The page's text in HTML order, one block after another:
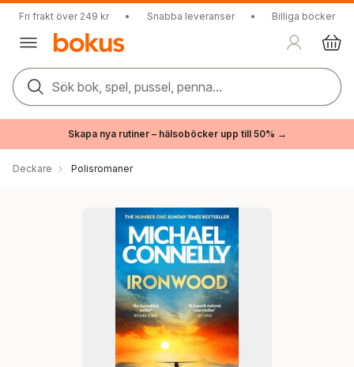
Fri frakt över 249 kr • Snabba leveranser • Billiga böcker
Sök bok, spel, pussel, penna...
Skapa nya rutiner – hälsoböcker upp till 50% →
Deckare Polisromaner